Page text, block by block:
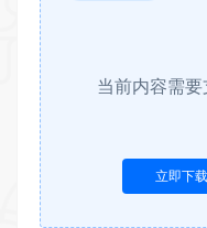
当前内容需要
立即下载